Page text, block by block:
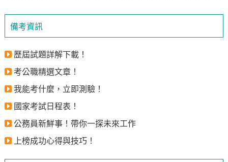
備考資訊
歷屆試題詳解下載！
考公職精選文章！
我能考什麼，立即測驗！
國家考試日程表！
公務員新鮮事！帶你一探未來工作
上榜成功心得與技巧！